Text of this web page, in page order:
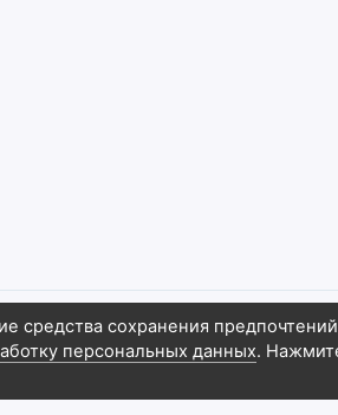
средства сохранения
персональных данных.